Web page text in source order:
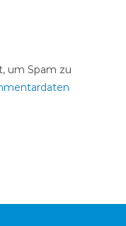
um Spam zu